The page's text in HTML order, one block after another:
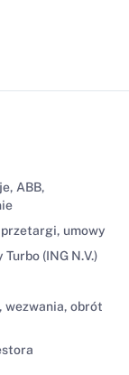
ABB,
umowy
(ING N.V.)
wezwania, obrót